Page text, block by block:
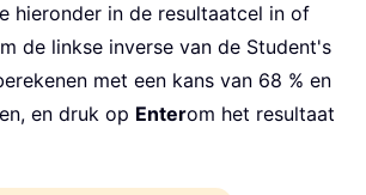
hieronder in de resultaatcel in of
de linkse inverse van de Student's
met een kans van 68 % en
en druk op Enterom het resultaat